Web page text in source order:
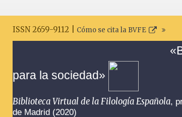
ISSN 2659-9112 | Cómo se cita la BVFE
para la sociedad»
Biblioteca Virtual de la Filología Española,
de Madrid (2020)